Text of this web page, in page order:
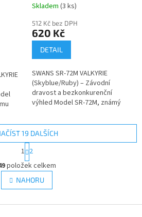
Skladem (3 ks)
512 Kč bez DPH
620 Kč
DETAIL
SWANS SR-72M VALKYRIE
(Skyblue/Ruby) – Závodní
dravost a bezkonkurenční
výhled Model SR-72M, známý
představuje absolutní špičku v
nabídce japonské...
O
v
l
á
19 DALŠÍCH
S
t
r
á
n
k
v
1 2
položek celkem
NAHORU